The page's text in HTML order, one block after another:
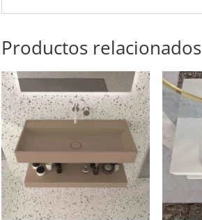
Productos relacionados